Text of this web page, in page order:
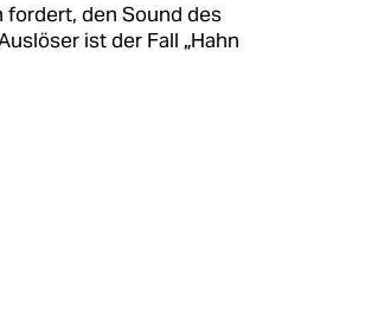
fordert, den Sound des
ist der Fall „Hahn